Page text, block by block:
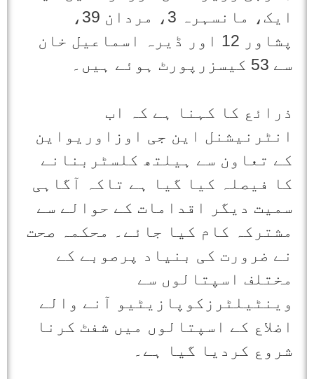
ایک، مانسہرہ 3، مردان 39،
پشاور 12 اور ڈیرہ اسماعیل خان
سے 53 کیسزرپورٹ ہوئے ہیں۔
ذرائع کا کہنا ہے کہ اب
انٹرنیشنل این جی اوزاوریواین
کے تعاون سے ہیلتھ کلسٹربنانے
کا فیصلہ کیا گیا ہے تاکہ آگاہی
سمیت دیگر اقدامات کے حوالے سے
مشترکہ کام کیا جائے۔ محکمہ صحت
نے ضرورت کی بنیاد پرصوبے کے
مختلف اسپتالوں سے
وینٹیلٹرزکوپازیٹیو آنے والے
اضلاع کے اسپتالوں میں شفٹ کرنا
شروع کردیا گیا ہے۔